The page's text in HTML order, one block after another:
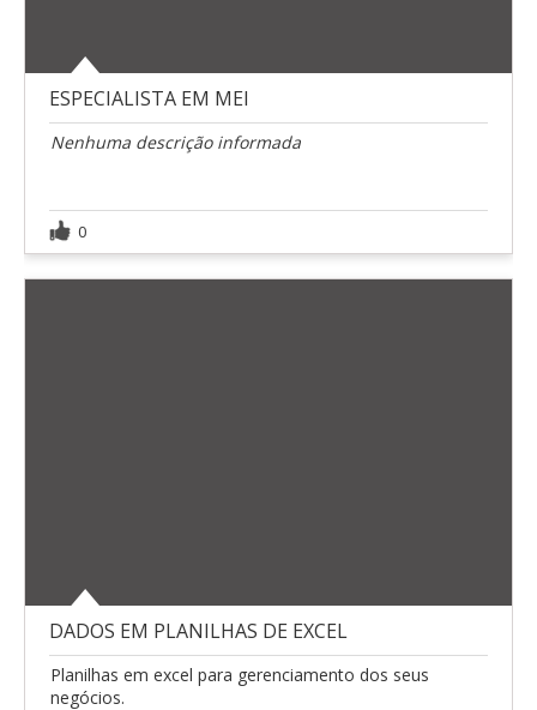
ESPECIALISTA EM MEI
Nenhuma descrição informada
0
DADOS EM PLANILHAS DE EXCEL
Planilhas em excel para gerenciamento dos seus
negócios.